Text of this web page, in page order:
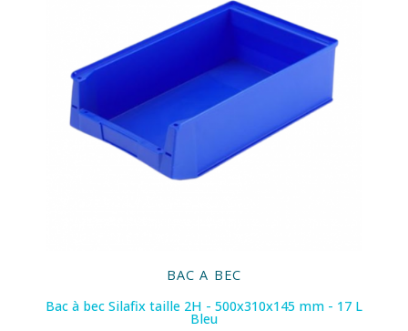
BAC A BEC
Bac à bec Silafix taille 2H - 500x310x145 mm - 17 L
Bleu